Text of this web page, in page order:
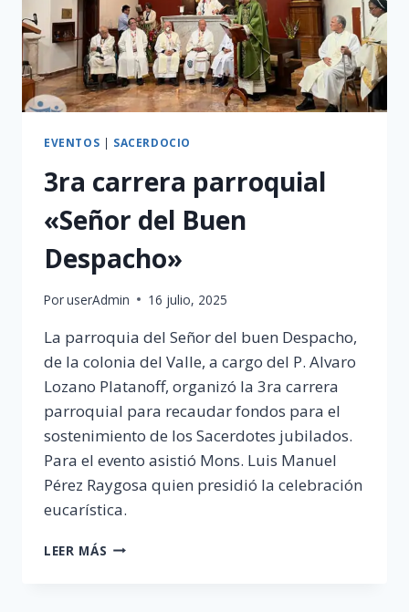
EVENTOS | SACERDOCIO
3ra carrera parroquial
«Señor del Buen
Despacho»
PoruserAdmin 16 julio, 2025
La parroquia del Señor del buen Despacho,
de la colonia del Valle, a cargo del P. Alvaro
Lozano Platanoff, organizó la 3ra carrera
parroquial para recaudar fondos para el
sostenimiento de los Sacerdotes jubilados.
Para el evento asistió Mons. Luis Manuel
Pérez Raygosa quien presidió la celebración
eucarística.
LEER MÁS 3RA